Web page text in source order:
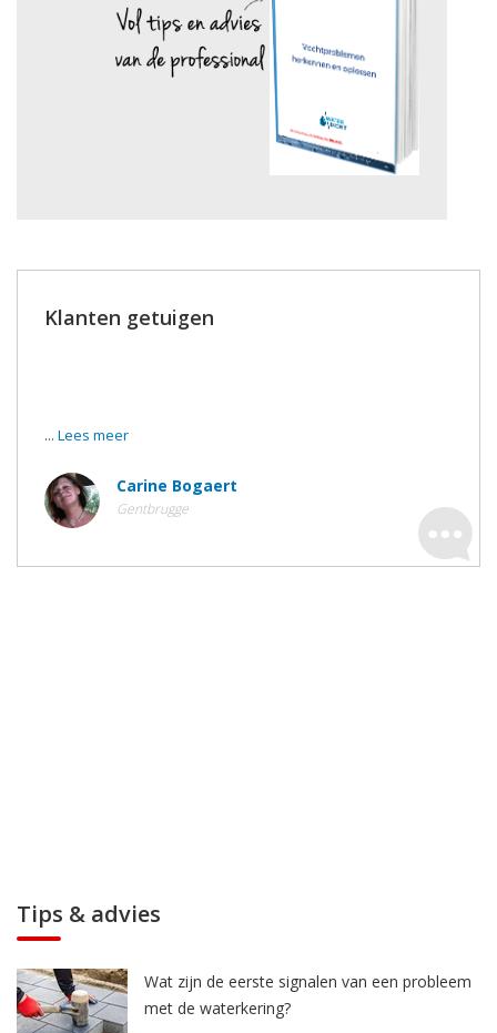
Klanten getuigen
... Lees meer
Carine Bogaert
Gentbrugge
Tips & advies
Wat zijn de eerste signalen van een probleem
met de waterkering?